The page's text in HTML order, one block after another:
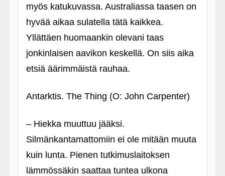
myös katukuvassa. Australiassa taasen on
hyvää aikaa sulatella tätä kaikkea.
Yllättäen huomaankin olevani taas
jonkinlaisen aavikon keskellä. On siis aika
etsiä äärimmäistä rauhaa.
Antarktis. The Thing (O: John Carpenter)
– Hiekka muuttuu jääksi.
Silmänkantamattomiin ei ole mitään muuta
kuin lunta. Pienen tutkimuslaitoksen
lämmössäkin saattaa tuntea ulkona